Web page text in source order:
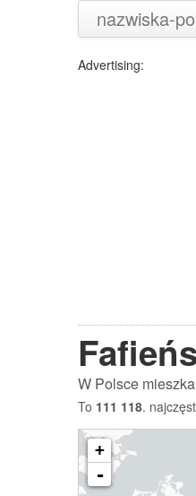
nazwiska-
Advertising:
W Polsce
To 111 118.
+
-